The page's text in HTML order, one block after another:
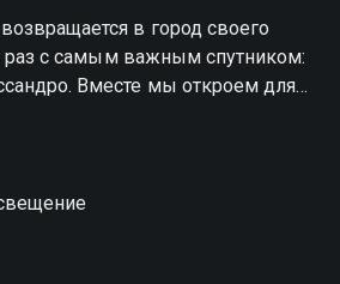
в город своего
раз с самым важным спутником:
Вместе мы откроем для
Рима, почувствуем тепло